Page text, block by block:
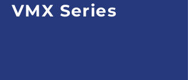
VMX Series